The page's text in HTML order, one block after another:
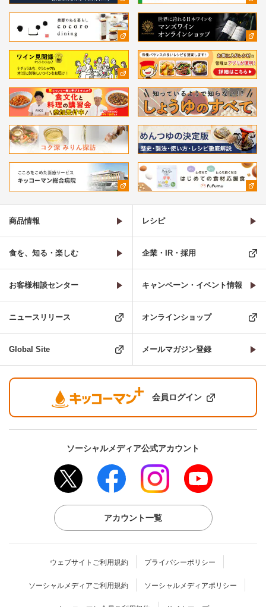
商品情報 レシピ
食を、知る・楽しむ 企業・IR・採用
お客様相談センター キャンペーン・イベント情報
ニュースリリース オンラインショップ
Global Site メールマガジン登録
会員ログイン
ソーシャルメディア公式アカウント
アカウント一覧
ウェブサイトご利用規約 プライバシーポリシー
ソーシャルメディアご利用規約 ソーシャルメディアポリシー